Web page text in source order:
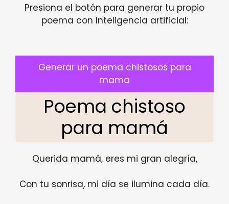
Presiona el botón para generar tu propio
poema con Inteligencia artificial:
Generar un poema chistosos para
mama
Poema chistoso
para mamá
Querida mamá, eres mi gran alegría,
Con tu sonrisa, mi día se ilumina cada día.